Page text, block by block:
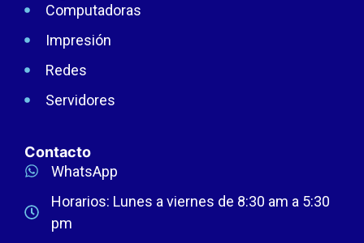
Computadoras
Impresión
Redes
Servidores
Contacto
WhatsApp
Horarios: Lunes a viernes de 8:30 am a 5:30
pm